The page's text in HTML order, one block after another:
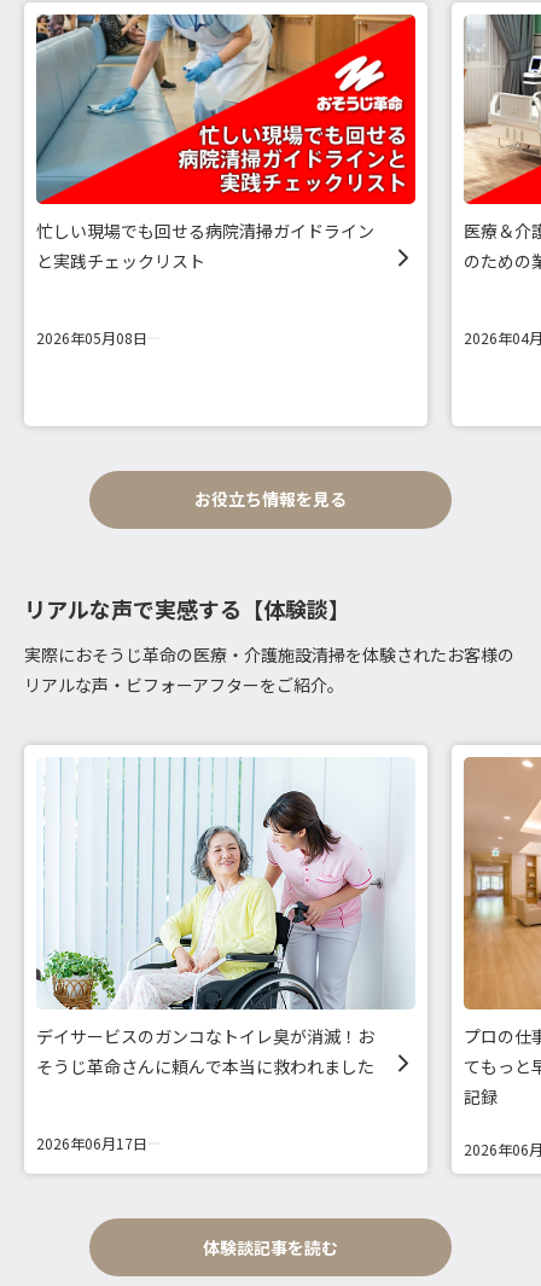
忙しい現場でも回せる病院清掃ガイドライン
と実践チェックリスト
2026年05月08日
医療＆介
のための
2026年04
お役立ち情報を見る
リアルな声で実感する【体験談】
実際におそうじ革命の医療・介護施設清掃を体験されたお客様の
リアルな声・ビフォーアフターをご紹介。
デイサービスのガンコなトイレ臭が消滅！お
そうじ革命さんに頼んで本当に救われました
2026年06月17日
プロの仕
てもっと
記録
2026年06
体験談記事を読む